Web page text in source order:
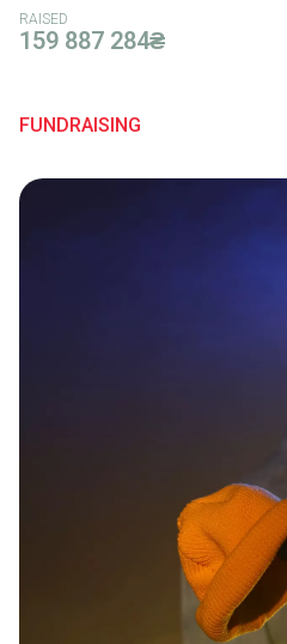
RAISED
159 887 284₴
FUNDRAISING